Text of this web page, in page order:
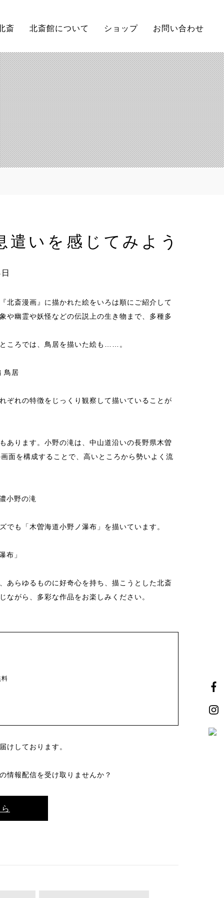
斎 北斎館について ショップ お問い合わせ
いを感じてみよう
斎漫画』に描かれた絵をいろは順にご紹介して
や幽霊や妖怪などの伝説上の生き物まで、多種多
ころでは、鳥居を描いた絵も……。
鳥居
ぞれの特徴をじっくり観察して描いていることが
ります。小野の滝は、中山道沿いの長野県木曽
面を構成することで、高いところから勢いよく流
小野の滝
も「木曽海道小野ノ瀑布」を描いています。
布」
らゆるものに好奇心を持ち、描こうとした北斎
ながら、多彩な作品をお楽しみください。
けしております。
情報配信を受け取りませんか？